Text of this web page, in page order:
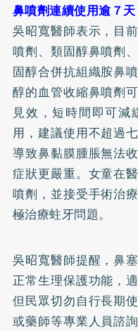
鼻噴劑連續使用逾７
吳昭寬醫師表示，目
噴劑、類固醇鼻噴劑
固醇合併抗組織胺鼻
醇的血管收縮鼻噴劑
見效，短時間即可減
用，建議使用不超過
導致鼻黏膜腫脹無法
症狀更嚴重。女童在
噴劑，並接受手術治
極治療蛀牙問題。
吳昭寬醫師提醒，鼻
正常生理保護功能，
但民眾切勿自行長期
或藥師等專業人員諮